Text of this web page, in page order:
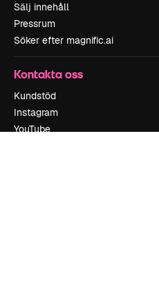
Sälj innehåll
Pressrum
Söker efter magnific.ai
Kontakta oss
Kundstöd
Instagram
YouTube